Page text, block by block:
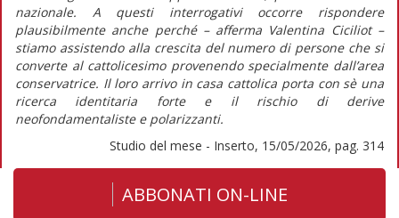
nazionale. A questi interrogativi occorre rispondere
plausibilmente anche perché – afferma Valentina Ciciliot –
stiamo assistendo alla crescita del numero di persone che si
converte al cattolicesimo provenendo specialmente dall’area
conservatrice. Il loro arrivo in casa cattolica porta con sè una
ricerca identitaria forte e il rischio di derive
neofondamentaliste e polarizzanti.
Studio del mese - Inserto, 15/05/2026, pag. 314
ABBONATI ON-LINE